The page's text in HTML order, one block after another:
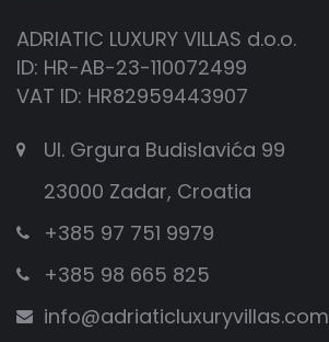
ADRIATIC LUXURY VILLAS d.o.o.
ID: HR-AB-23-110072499
VAT ID: HR82959443907
Ul. Grgura Budislavića 99
23000 Zadar, Croatia
+385 97 751 9979
+385 98 665 825
info@adriaticluxuryvillas.com